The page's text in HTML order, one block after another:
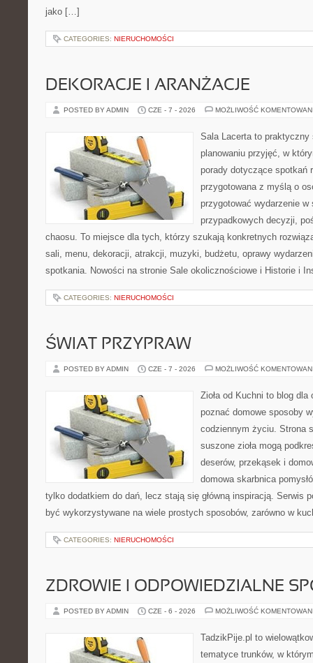
jako […]
CATEGORIES: NIERUCHOMOŚCI
DEKORACJE I ARANŻACJE
POSTED BY ADMIN CZE - 7 - 2026 MOŻLIWOŚĆ
Sala Lacerta to praktyczny
planowaniu przyjęć, w
porady dotyczące spotkań
przygotowana z myślą o
przygotować wydarzenie
przypadkowych decyzji,
chaosu. To miejsce dla tych, którzy szukają konkretnych
sali, menu, dekoracji, atrakcji, muzyki, budżetu, oprawy
spotkania. Nowości na stronie Sale okolicznościowe i Historie i
CATEGORIES: NIERUCHOMOŚCI
ŚWIAT PRZYPRAW
POSTED BY ADMIN CZE - 7 - 2026 MOŻLIWOŚĆ
Zioła od Kuchni to blog
poznać domowe sposoby
codziennym życiu. Strona
suszone zioła mogą
deserów, przekąsek i
domowa skarbnica
tylko dodatkiem do dań, lecz stają się główną inspiracją. Serwis
być wykorzystywane na wiele prostych sposobów, zarówno w
CATEGORIES: NIERUCHOMOŚCI
ZDROWIE I ODPOWIEDZIALNE
POSTED BY ADMIN CZE - 6 - 2026 MOŻLIWOŚĆ
TadzikPije.pl to
tematyce trunków, w